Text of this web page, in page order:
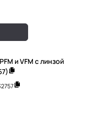
и VFM с линзой